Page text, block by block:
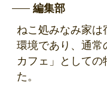
編集部
ねこ処みなみ家は
環境であり、通常
カフェ」としての
た。